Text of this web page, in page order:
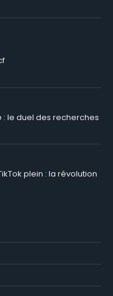
: le duel des recherches
plein : la révolution